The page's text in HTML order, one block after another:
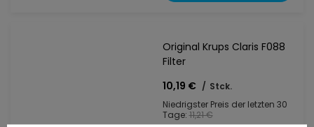
Original Krups Claris F088
Filter
10,19 € / Stck.
Niedrigster Preis der letzten 30
Tage:11,21 €